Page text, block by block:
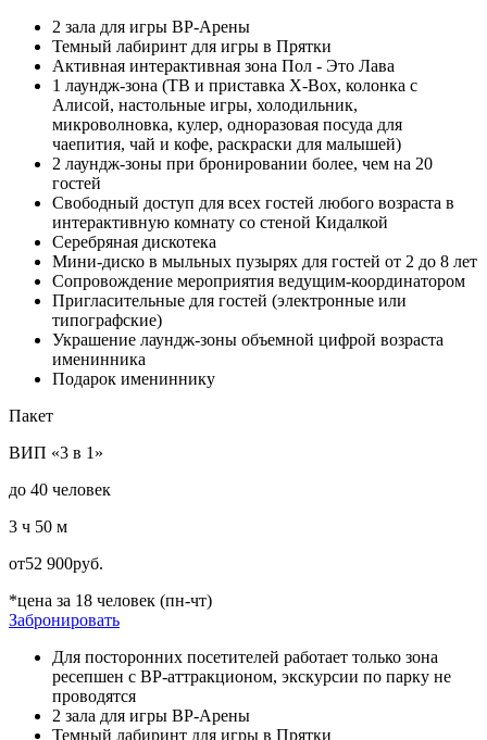
2 зала для игры ВР-Арены
Темный лабиринт для игры в Прятки
Активная интерактивная зона Пол - Это Лава
1 лаундж-зона (ТВ и приставка X-Box, колонка с
Алисой, настольные игры, холодильник,
микроволновка, кулер, одноразовая посуда для
чаепития, чай и кофе, раскраски для малышей)
2 лаундж-зоны при бронировании более, чем на 20
гостей
Свободный доступ для всех гостей любого возраста в
интерактивную комнату со стеной Кидалкой
Серебряная дискотека
Мини-диско в мыльных пузырях для гостей от 2 до 8 лет
Сопровождение мероприятия ведущим-координатором
Пригласительные для гостей (электронные или
типографские)
Украшение лаундж-зоны объемной цифрой возраста
именинника
Подарок имениннику
Пакет
ВИП «3 в 1»
до 40 человек
3 ч 50 м
от52 900руб.
*цена за 18 человек (пн-чт)
Забронировать
Для посторонних посетителей работает только зона
ресепшен с ВР-аттракционом, экскурсии по парку не
проводятся
2 зала для игры ВР-Арены
Темный лабиринт для игры в Прятки